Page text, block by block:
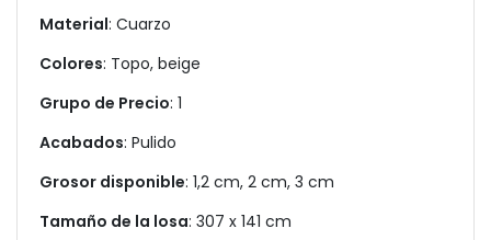
Material: Cuarzo
Colores: Topo, beige
Grupo de Precio: 1
Acabados: Pulido
Grosor disponible: 1,2 cm, 2 cm, 3 cm
Tamaño de la losa: 307 x 141 cm